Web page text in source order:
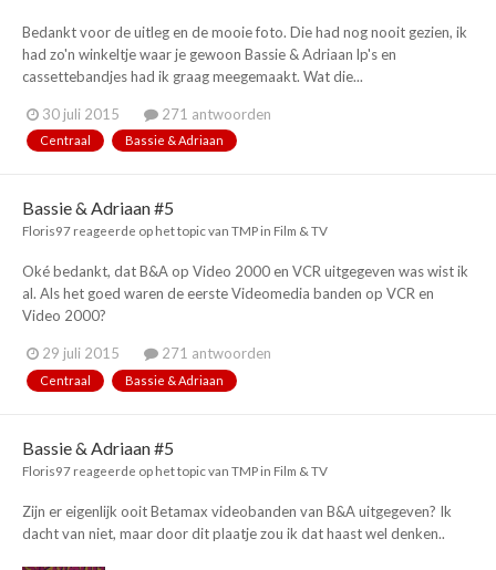
Bedankt voor de uitleg en de mooie foto. Die had nog nooit gezien, ik
had zo'n winkeltje waar je gewoon Bassie & Adriaan lp's en
cassettebandjes had ik graag meegemaakt. Wat die...
30 juli 2015 271 antwoorden
Centraal Bassie & Adriaan
Bassie & Adriaan #5
Floris97 reageerde op het topic van TMP in Film & TV
Oké bedankt, dat B&A op Video 2000 en VCR uitgegeven was wist ik
al. Als het goed waren de eerste Videomedia banden op VCR en
Video 2000?
29 juli 2015 271 antwoorden
Centraal Bassie & Adriaan
Bassie & Adriaan #5
Floris97 reageerde op het topic van TMP in Film & TV
Zijn er eigenlijk ooit Betamax videobanden van B&A uitgegeven? Ik
dacht van niet, maar door dit plaatje zou ik dat haast wel denken..